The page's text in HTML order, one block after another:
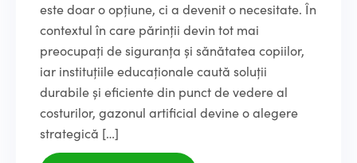
este doar o opțiune, ci a devenit o necesitate. În
contextul în care părinții devin tot mai
preocupați de siguranța și sănătatea copiilor,
iar instituțiile educaționale caută soluții
durabile și eficiente din punct de vedere al
costurilor, gazonul artificial devine o alegere
strategică […]